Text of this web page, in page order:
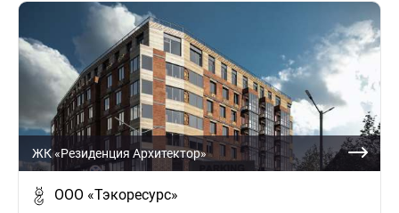
ЖК «Резиденция Архитектор»
ООО «Тэкоресурс»